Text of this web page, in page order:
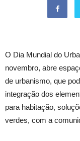
O Dia Mundial do
novembro, abre
de urbanismo, que
integração dos
para habitação,
verdes, com a